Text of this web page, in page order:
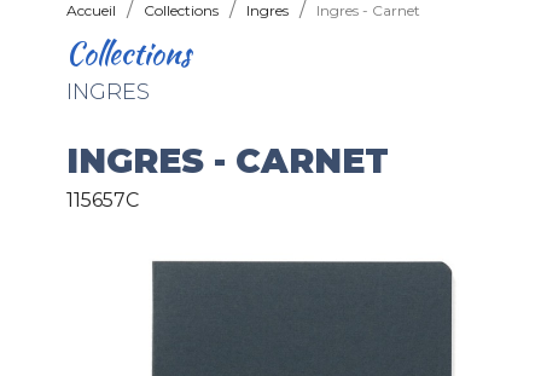
Accueil Collections Ingres Ingres - Carnet
Collections
INGRES
INGRES - CARNET
115657C